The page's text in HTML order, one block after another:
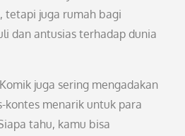
tetapi juga rumah bagi
dan antusias terhadap dunia
juga sering mengadakan
kontes menarik untuk para
tahu, kamu bisa